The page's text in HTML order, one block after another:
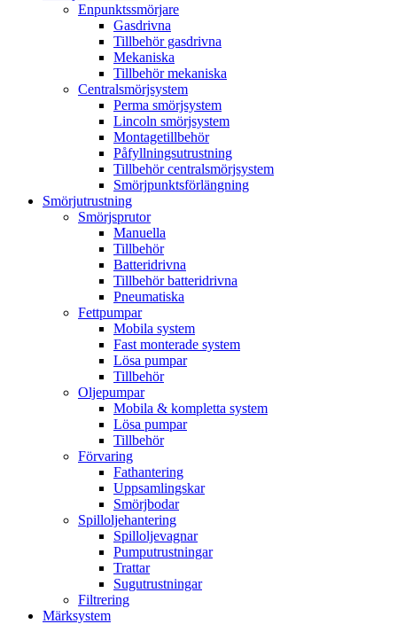
Enpunktssmörjare
Gasdrivna
Tillbehör gasdrivna
Mekaniska
Tillbehör mekaniska
Centralsmörjsystem
Perma smörjsystem
Lincoln smörjsystem
Montagetillbehör
Påfyllningsutrustning
Tillbehör centralsmörjsystem
Smörjpunktsförlängning
Smörjutrustning
Smörjsprutor
Manuella
Tillbehör
Batteridrivna
Tillbehör batteridrivna
Pneumatiska
Fettpumpar
Mobila system
Fast monterade system
Lösa pumpar
Tillbehör
Oljepumpar
Mobila & kompletta system
Lösa pumpar
Tillbehör
Förvaring
Fathantering
Uppsamlingskar
Smörjbodar
Spilloljehantering
Spilloljevagnar
Pumputrustningar
Trattar
Sugutrustningar
Filtrering
Märksystem